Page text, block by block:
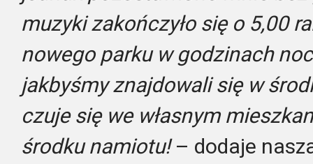
muzyki zakończyło się o 5,00
nowego parku w godzinach
jakbyśmy znajdowali się w
czuje się we własnym
środku namiotu!– dodaje